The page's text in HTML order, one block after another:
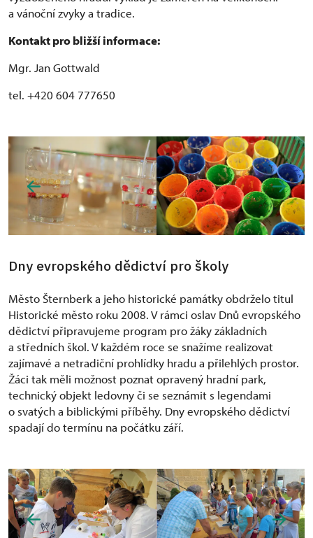
a vánoční zvyky a tradice.
Kontakt pro bližší informace:
Mgr. Jan Gottwald
tel. +420 604 777650
Dny evropského dědictví pro školy
Město Šternberk a jeho historické památky obdrželo titul
Historické město roku 2008. V rámci oslav Dnů evropského
dědictví připravujeme program pro žáky základních
a středních škol. V každém roce se snažíme realizovat
zajímavé a netradiční prohlídky hradu a přilehlých prostor.
Žáci tak měli možnost poznat opravený hradní park,
technický objekt ledovny či se seznámit s legendami
o svatých a biblickými příběhy. Dny evropského dědictví
spadají do termínu na počátku září.